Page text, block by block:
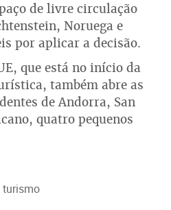
de livre circulação
Noruega e
por aplicar a decisão.
que está no início da
também abre as
de Andorra, San
quatro pequenos
turismo